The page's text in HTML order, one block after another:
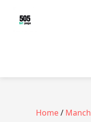
Home/